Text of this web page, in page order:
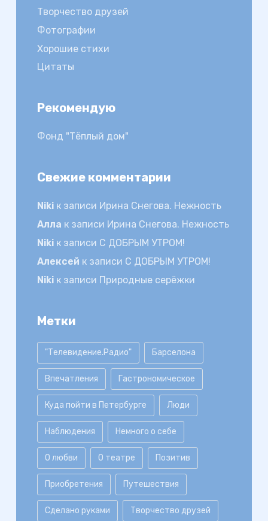
Творчество друзей
Фотографии
Хорошие стихи
Цитаты
Рекомендую
Фонд "Тёплый дом"
Свежие комментарии
Nikiк записи Ирина Снегова. Нежность
Алла к записи Ирина Снегова. Нежность
Nikiк записи С ДОБРЫМ УТРОМ!
Алексей к записи С ДОБРЫМ УТРОМ!
Nikiк записи Природные серёжки
Метки
"Телевидение.Радио" Барселона
Впечатления Гастрономическое
Куда пойти в Петербурге Люди
Наблюдения Немного о себе
О любви О театре Позитив
Приобретения Путешествия
Сделано руками Творчество друзей